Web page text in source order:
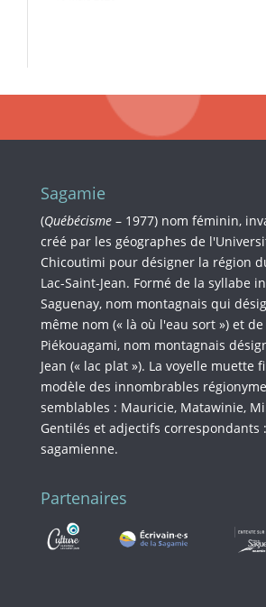
Sagamie
(Québécisme – 1977) nom féminin,
créé par les géographes de
Chicoutimi pour désigner la région
Lac-Saint-Jean. Formé de la syllabe
Saguenay, nom montagnais qui
même nom (« là où l'eau sort ») et
Piékouagami, nom montagnais
Jean (« lac plat »). La voyelle muette
modèle des innombrables
semblables : Mauricie, Matawinie,
Gentilés et adjectifs correspondants
sagamienne.
Partenaires